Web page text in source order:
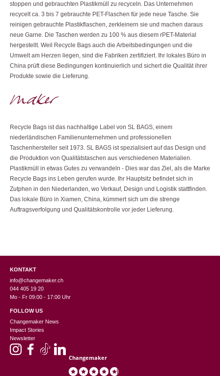
stoppen und gebrauchten Plastikmüll zu recyceln. Das Unternehmen
recycelt ca. 3 bis 7 gebrauchte PET-Flaschen für jede neue Tasche. Sie
reinigen gebrauchte Plastikflaschen, zerkleinern sie und machen daraus
neue Garne. Die Taschen werden zu 100 % aus diesem rPET-Material
hergestellt. Weil Recycle Bags auch die Arbeitsbedingungen und die
Umwelt am Herzen liegen, sind die Fabriken zertifiziert. Ihr lokales Büro in
China prüft diese Bedingungen kontinuierlich und sichert die Qualität ihrer
Produkte sowie die Lieferung.
Recycle Bags ist das nachhaltige Label von SL BAGS, einem
niederländischen Familienunternehmen und professionellen
Taschenhersteller seit 1973. SL BAGS ist spezialisiert auf das Design und
die Produktion von Qualitätstaschen aus verschiedenen Materialien.
Plastikmüll in etwas Gutes zu verwandeln - Dies war das Ziel, als die Marke
Recycle Bags ins Leben gerufen wurde. Ihr Hauptsitz befindet sich in
Zutphen in den Niederlanden, wo Verkauf, Design und Logistik stattfinden.
Das lokale Büro in Xiamen, China, kümmert sich um die strenge
Auftragsverfolgung und Qualitätskontrolle vor jeder Lieferung.
KONTAKT
info@changemaker.ch
044 405 19 20
Mo - Fr 09:00 - 17:00 Uhr
FOLLOW US
Changemaker News
Impact Stories
Newsletter
Changemaker